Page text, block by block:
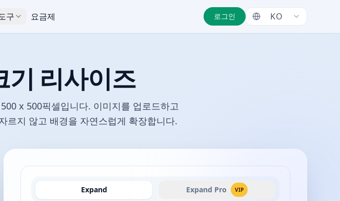
구 요금제 로그인 KO
기 리사이즈
x 500픽셀입니다. 이미지를 업로드하고
지 않고 배경을 자연스럽게 확장합니다.
Expand Expand Pro VIP